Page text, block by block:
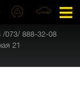
/073/ 888-32-08
21